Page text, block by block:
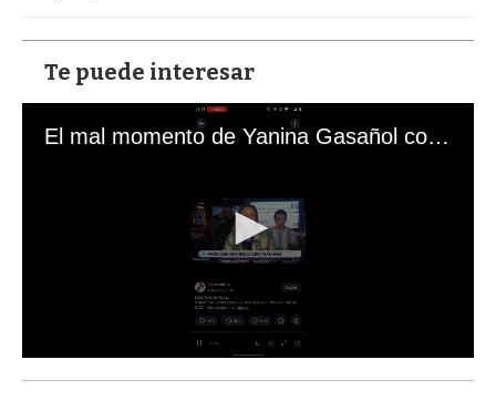
Te puede interesar
El mal momento de Yanina Gasañol con un hincha argentino en "Subrayado"
s